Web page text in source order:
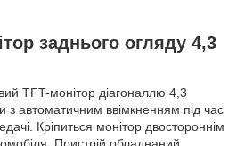
заднього огляду 4,3
TFT-монітор діагоналлю 4,3
автоматичним ввімкненням під час
Кріпиться монітор двостороннім